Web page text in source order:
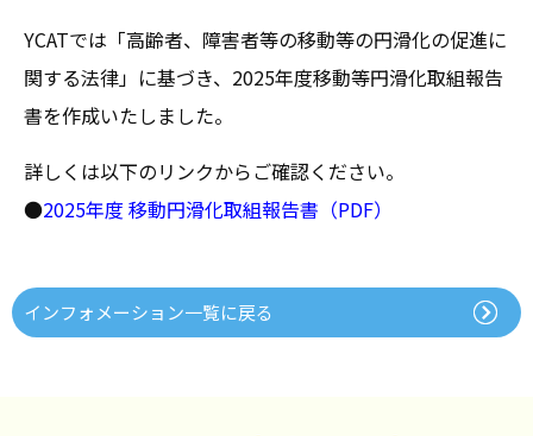
YCATでは「高齢者、障害者等の移動等の円滑化の促進に
関する法律」に基づき、2025年度移動等円滑化取組報告
書を作成いたしました。
詳しくは以下のリンクからご確認ください。
●2025年度 移動円滑化取組報告書（PDF）
インフォメーション一覧に戻る